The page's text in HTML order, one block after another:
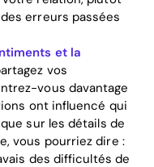
erreurs passées
et la
vos
vous davantage
ont influencé qui
sur les détails de
vous pourriez dire :
des difficultés de